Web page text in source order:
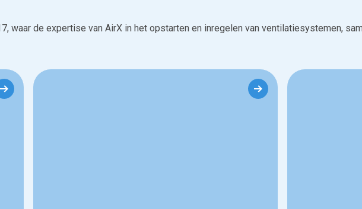
waar de expertise van AirX in het opstarten en inregelen van ventilatiesystemen,